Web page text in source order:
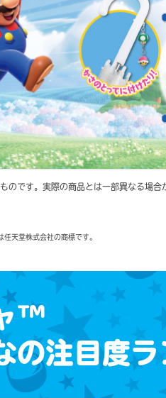
のです。実際の商品とは一部異なる場合
天堂株式会社の商標です。
™
の注目度